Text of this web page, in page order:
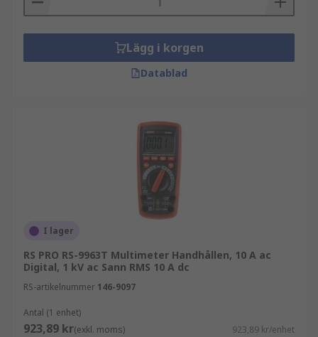
Lägg i korgen
Datablad
I lager
RS PRO RS-9963T Multimeter Handhållen, 10 A ac
Digital, 1 kV ac Sann RMS 10 A dc
RS-artikelnummer 146-9097
Antal (1 enhet)
923,89 kr(exkl. moms) 923,89 kr/enhet